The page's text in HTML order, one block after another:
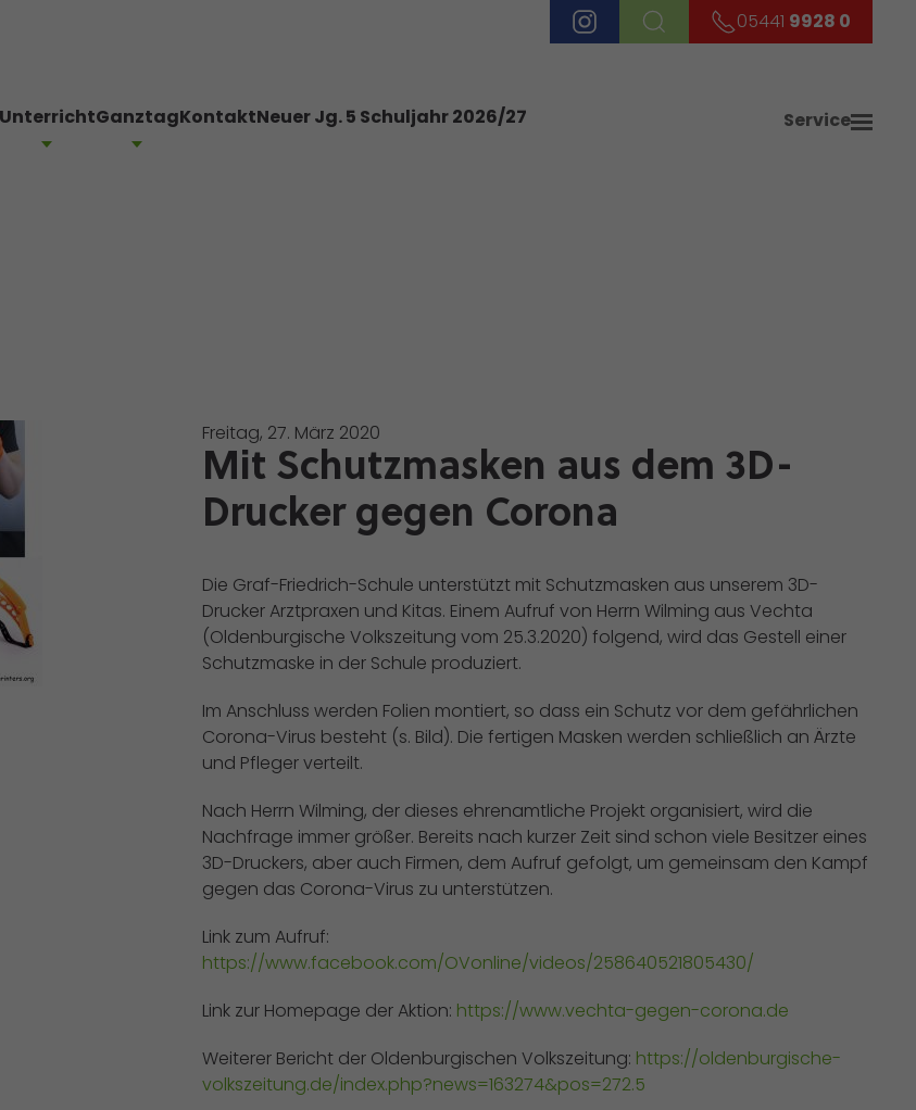
05441 9928 0
UnterrichtGanztagKontaktNeuer Jg. 5 Schuljahr 2026/27 Service
Freitag, 27. März 2020
Mit Schutzmasken aus dem 3D-
Drucker gegen Corona
Die Graf-Friedrich-Schule unterstützt mit Schutzmasken aus unserem 3D-
Drucker Arztpraxen und Kitas. Einem Aufruf von Herrn Wilming aus Vechta
(Oldenburgische Volkszeitung vom 25.3.2020) folgend, wird das Gestell einer
Schutzmaske in der Schule produziert.
Im Anschluss werden Folien montiert, so dass ein Schutz vor dem gefährlichen
Corona-Virus besteht (s. Bild). Die fertigen Masken werden schließlich an Ärzte
und Pfleger verteilt.
Nach Herrn Wilming, der dieses ehrenamtliche Projekt organisiert, wird die
Nachfrage immer größer. Bereits nach kurzer Zeit sind schon viele Besitzer eines
3D-Druckers, aber auch Firmen, dem Aufruf gefolgt, um gemeinsam den Kampf
gegen das Corona-Virus zu unterstützen.
Link zum Aufruf:
https://www.facebook.com/OVonline/videos/258640521805430/
Link zur Homepage der Aktion: https://www.vechta-gegen-corona.de
Weiterer Bericht der Oldenburgischen Volkszeitung: https://oldenburgische-
volkszeitung.de/index.php?news=163274&pos=272.5